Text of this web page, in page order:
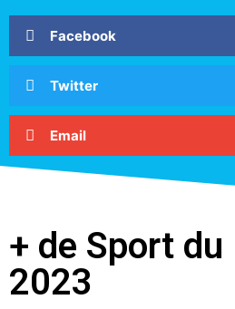
Facebook
Twitter
Email
+ de Sport
2023